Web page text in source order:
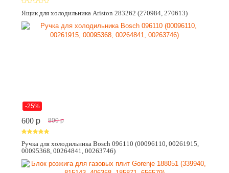
Ящик для холодильника Ariston 283262 (270984, 270613)
-25%
600 p 800 p
Ручка для холодильника Bosch 096110 (00096110, 00261915,
00095368, 00264841, 00263746)